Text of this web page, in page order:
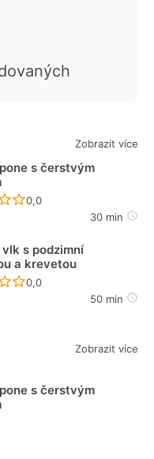
Zobrazit více
s čerstvým
Recept ještě nebyl
0,0
30 min
s podzimní
a krevetou
Recept ještě nebyl
0,0
50 min
Zobrazit více
s čerstvým